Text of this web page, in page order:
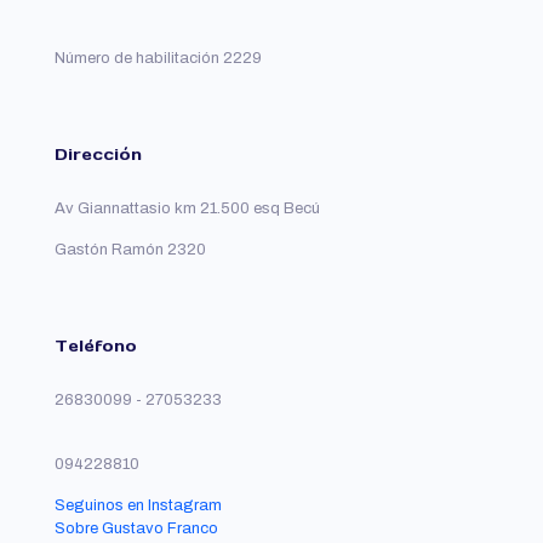
Número de habilitación 2229
Dirección
Av Giannattasio km 21.500 esq Becú
Gastón Ramón 2320
Teléfono
26830099 - 27053233
094228810
Seguinos en Instagram
Sobre Gustavo Franco